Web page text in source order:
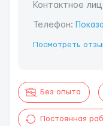
Контактное
Телефон:
Посмотреть
Без опыта
Постоянная